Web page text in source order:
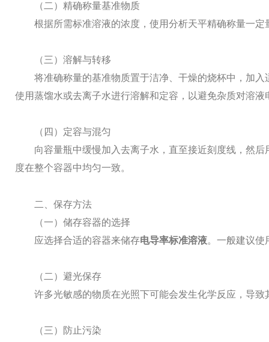
（二）精确称量基准物质
根据所需标准溶液的浓度，使用分析天平精确称量一定
（三）溶解与转移
将准确称量的基准物质置于洁净、干燥的烧杯中，加入
使用蒸馏水或去离子水进行溶解和定容，以避免杂质对溶液
（四）定容与混匀
向容量瓶中缓慢加入去离子水，直至接近刻度线，然后
度在整个容器中均匀一致。
二、保存方法
（一）储存容器的选择
应选择合适的容器来储存电导率标准溶液。一般建议使
（二）避光保存
许多光敏感的物质在光照下可能会发生化学反应，导致
（三）防止污染